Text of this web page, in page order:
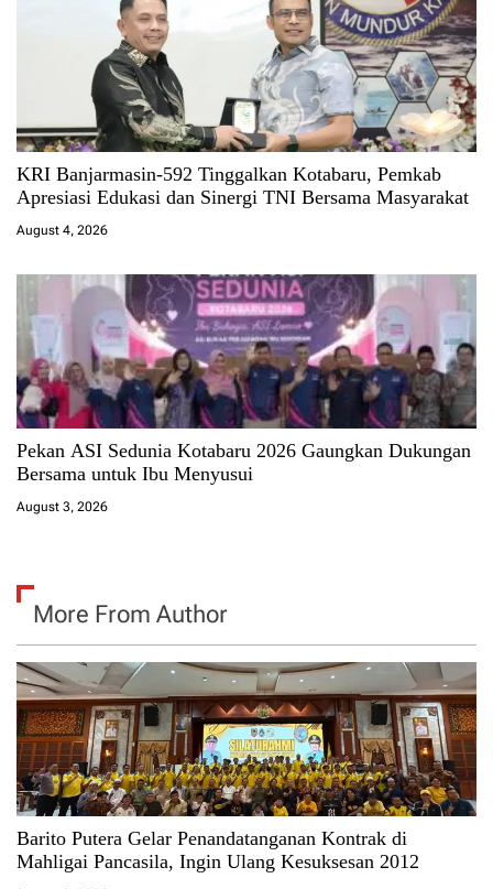
KRI Banjarmasin-592 Tinggalkan Kotabaru, Pemkab
Apresiasi Edukasi dan Sinergi TNI Bersama Masyarakat
August 4, 2026
Pekan ASI Sedunia Kotabaru 2026 Gaungkan Dukungan
Bersama untuk Ibu Menyusui
August 3, 2026
More From Author
Barito Putera Gelar Penandatanganan Kontrak di
Mahligai Pancasila, Ingin Ulang Kesuksesan 2012